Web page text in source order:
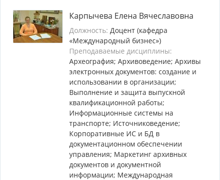
Карпычева Елена Вячеславовна
Должность: Доцент (кафедра
«Международный бизнес»)
Преподаваемые дисциплины:
Археография; Архивоведение; Архивы
электронных документов: создание и
использовании в организации;
Выполнение и защита выпускной
квалификационной работы;
Информационные системы на
транспорте; Источниковедение;
Корпоративные ИС и БД в
документационном обеспечении
управления; Маркетинг архивных
документов и документной
информации; Международная